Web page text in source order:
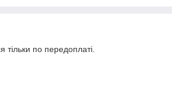
тільки по передоплаті.